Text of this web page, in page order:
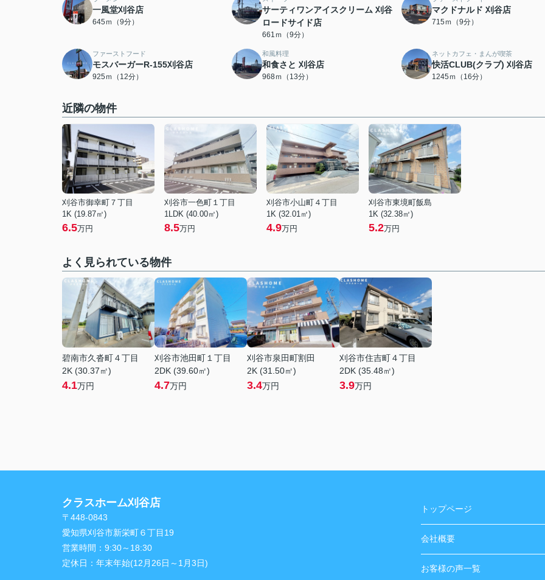
一風堂刈谷店
645ｍ（9分）
サーティワンアイスクリーム 刈谷
ロードサイド店
661ｍ（9分）
マクドナルド 刈谷店
715ｍ（9分）
ファーストフード
モスバーガーR-155刈谷店
925ｍ（12分）
和風料理
和食さと 刈谷店
968ｍ（13分）
ネットカフェ・まんが喫茶
快活CLUB(クラブ) 刈谷店
1245ｍ（16分）
近隣の物件
刈谷市御幸町７丁目
1K (19.87㎡)
6.5万円
刈谷市一色町１丁目
1LDK (40.00㎡)
8.5万円
刈谷市小山町４丁目
1K (32.01㎡)
4.9万円
刈谷市東境町飯島
1K (32.38㎡)
5.2万円
よく見られている物件
碧南市久沓町４丁目
2K (30.37㎡)
4.1万円
刈谷市池田町１丁目
2DK (39.60㎡)
4.7万円
刈谷市泉田町割田
2K (31.50㎡)
3.4万円
刈谷市住吉町４丁目
2DK (35.48㎡)
3.9万円
クラスホーム刈谷店
〒448-0843
愛知県刈谷市新栄町６丁目19
営業時間： 9:30～18:30
定休日： 年末年始(12月26日～1月3日)
トップページ
会社概要
お客様の声一覧